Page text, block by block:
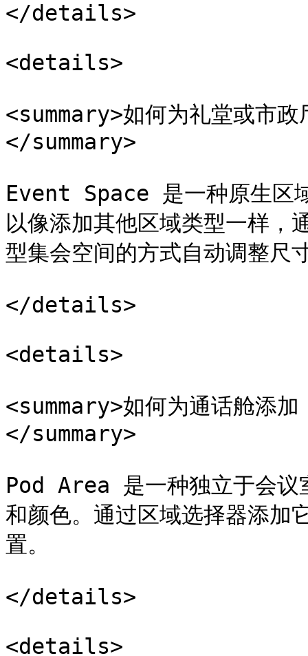
</details>
<details>
<summary>如何为礼堂或市
</summary>
Event Space 是一种原生区
以像添加其他区域类型一样，
型集会空间的方式自动调整尺
</details>
<details>
<summary>如何为通话舱
</summary>
Pod Area 是一种独立于会议
和颜色。通过区域选择器添加
置。
</details>
<details>